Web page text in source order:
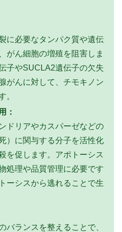
に必要なタンパク質や遺伝
がん細胞の増殖を阻害しま
子やSUCLA2遺伝子の欠失
がんに対して、チモキノン
。
：
ドリアやカスパーゼなどの
）に関与する分子を活性化
を促します。アポトーシス
処理や品質管理に必要です
ーシスから逃れることで生
バランスを整えることで、